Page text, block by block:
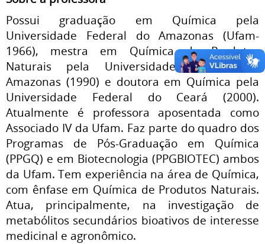
Possui graduação em Química pela
Universidade Federal do Amazonas (Ufam-
1966), mestra em Química de Produtos
Naturais pela Universidade Federal do
Amazonas (1990) e doutora em Química pela
Universidade Federal do Ceará (2000).
Atualmente é professora aposentada como
Associado IV da Ufam. Faz parte do quadro dos
Programas de Pós-Graduação em Química
(PPGQ) e em Biotecnologia (PPGBIOTEC) ambos
da Ufam. Tem experiência na área de Química,
com ênfase em Química de Produtos Naturais.
Atua, principalmente, na investigação de
metabólitos secundários bioativos de interesse
medicinal e agronômico.